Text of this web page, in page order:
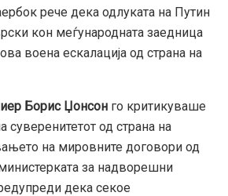
рече дека одлуката на Путин
кон меѓународната заедница
воена ескалација од страна на
Борис Џонсон го критикуваше
од страна на
на мировните договори од
за надворешни
дека секое